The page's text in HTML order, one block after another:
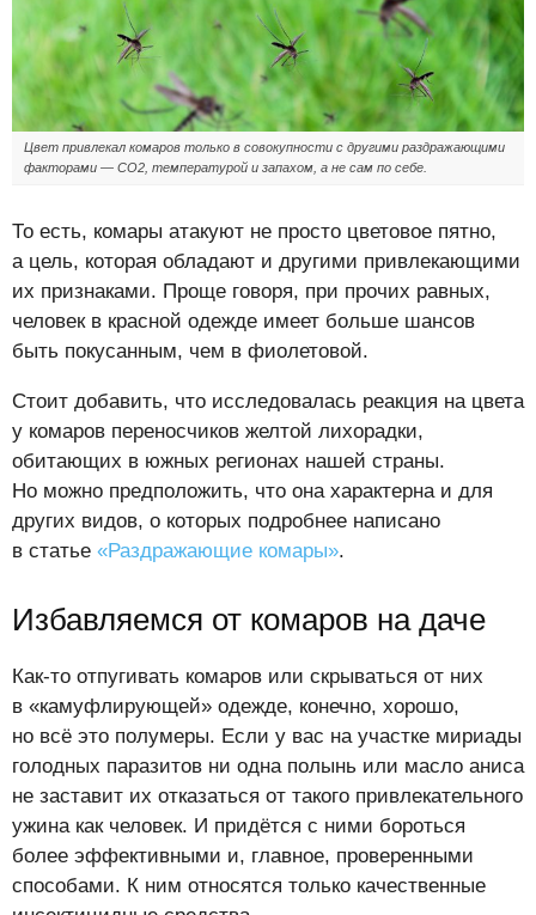
Цвет привлекал комаров только в совокупности с другими раздражающими
факторами — СО2, температурой и запахом, а не сам по себе.
То есть, комары атакуют не просто цветовое пятно,
а цель, которая обладают и другими привлекающими
их признаками. Проще говоря, при прочих равных,
человек в красной одежде имеет больше шансов
быть покусанным, чем в фиолетовой.
Стоит добавить, что исследовалась реакция на цвета
у комаров переносчиков желтой лихорадки,
обитающих в южных регионах нашей страны.
Но можно предположить, что она характерна и для
других видов, о которых подробнее написано
в статье «Раздражающие комары».
Избавляемся от комаров на даче
Как-то отпугивать комаров или скрываться от них
в «камуфлирующей» одежде, конечно, хорошо,
но всё это полумеры. Если у вас на участке мириады
голодных паразитов ни одна полынь или масло аниса
не заставит их отказаться от такого привлекательного
ужина как человек. И придётся с ними бороться
более эффективными и, главное, проверенными
способами. К ним относятся только качественные